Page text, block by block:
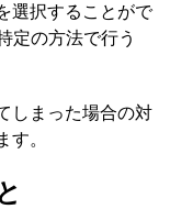
選択することがで
定の方法で行う
しまった場合の対
。